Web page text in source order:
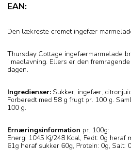
EAN:
Den lækreste cremet ingefær
Thursday Cottage ingefærmarmelade
i madlavning. Ellers er den
dagen.
Ingredienser: Sukker, ingefær,
Forberedt med 58 g frugt pr. 100 g.
100 g.
Ernæringsinformation pr. 100g:
Energi 1045 Kj/248 Kcal, Fedt: 0g heraf
61g heraf sukker 60g, Protein: 0g, Salt: